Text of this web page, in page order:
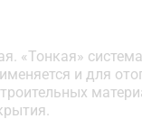
«Тонкая»
и для